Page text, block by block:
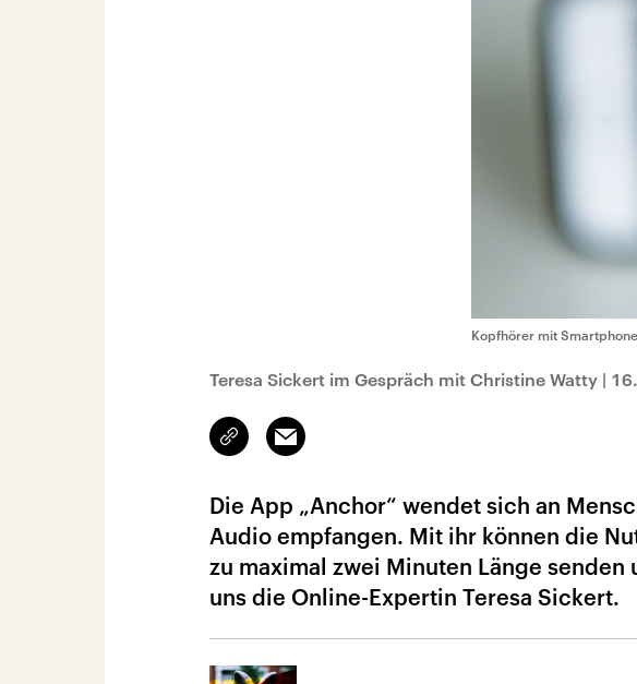
Kopfhörer mit Smartphone
Teresa Sickert im Gespräch mit Christine Watty |
Link
kopieren/teilen
Email
Die App „Anchor“ wendet sich an
Audio empfangen. Mit ihr können die
zu maximal zwei Minuten Länge
uns die Online-Expertin Teresa Sickert.